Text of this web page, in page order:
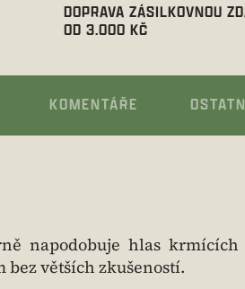
DOPRAVA ZÁSILKOVNOU
OD 3.000 KČ
KOMENTÁŘE
napodobuje hlas krmících
větších zkušeností.